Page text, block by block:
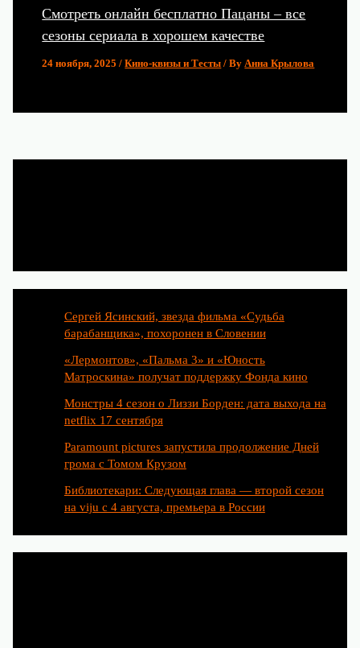
Смотреть онлайн бесплатно Пацаны – все
сезоны сериала в хорошем качестве
24 ноября, 2025/Кино-квизы и Тесты / ByАнна Крылова
Сергей Ясинский, звезда фильма «Судьба
барабанщика», похоронен в Словении
«Лермонтов», «Пальма 3» и «Юность
Матроскина» получат поддержку Фонда кино
Монстры 4 сезон о Лиззи Борден: дата выхода на
netflix 17 сентября
Paramount pictures запустила продолжение Дней
грома с Томом Крузом
Библиотекари: Следующая глава — второй сезон
на viju с 4 августа, премьера в России